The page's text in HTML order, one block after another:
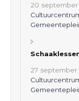
20
27 september